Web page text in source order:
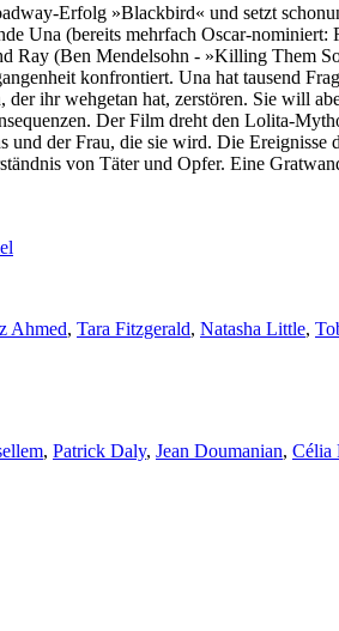
Erfolg »Blackbird« und setzt
Una (bereits mehrfach Oscar-
Ray (Ben Mendelsohn - »Killing Them
konfrontiert. Una hat tausend
ihr wehgetan hat, zerstören. Sie will
Der Film dreht den Lolita-
und der Frau, die sie wird. Die
von Täter und Opfer. Eine
Ahmed, Tara Fitzgerald, Natasha Little,
, Patrick Daly, Jean Doumanian, Célia